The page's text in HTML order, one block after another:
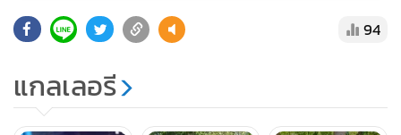
94
แกลเลอรี